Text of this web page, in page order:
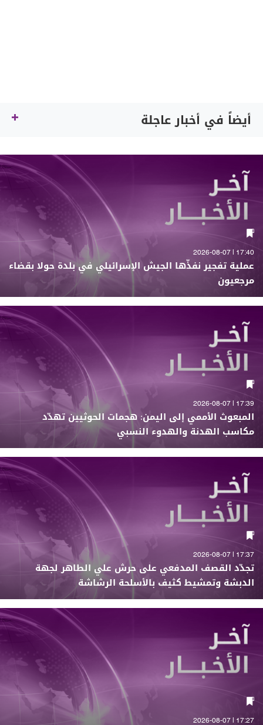
أيضاً في أخبار عاجلة
17:40 | 2026-08-07
عملية تفجير نفذّها الجيش الإسرائيلي في بلدة حولا بقضاء
مرجعيون
17:39 | 2026-08-07
المبعوث الأممي إلى اليمن: هجمات الحوثيين تهدّد
مكاسب الهدنة والهدوء النسبي
17:37 | 2026-08-07
تجدّد القصف المدفعي على حرش علي الطاهر لجهة
الدبشة وتمشيط كثيف بالأسلحة الرشاشة
17:27 | 2026-08-07